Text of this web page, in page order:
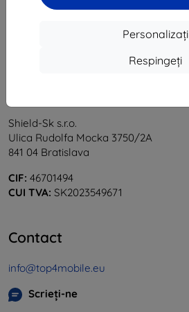
Personalizați
Respingeți
Shield-Sk s.r.o.
Ulica Rudolfa Mocka 3750/2A
841 04 Bratislava
CIF: 46701494
CUI TVA: SK2023549671
Contact
info@top4mobile.eu
Scrieți-ne